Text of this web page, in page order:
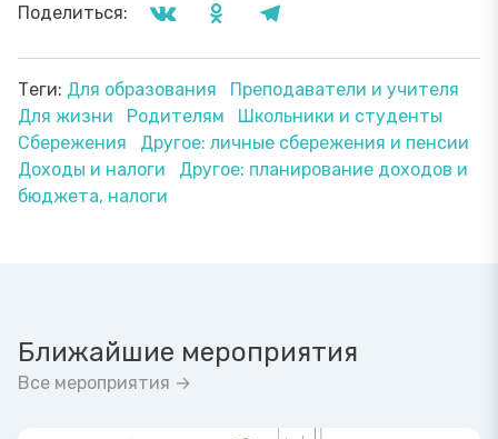
Поделиться:
Теги: Для образования
Преподаватели и учителя
Для жизни
Родителям
Школьники и студенты
Сбережения
Другое: личные сбережения и пенсии
Доходы и налоги
Другое: планирование доходов и
бюджета, налоги
Ближайшие мероприятия
Все мероприятия →